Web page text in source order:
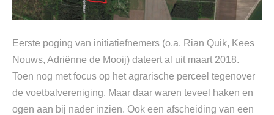
Eerste poging van initiatiefnemers (o.a. Rian Quik, Kees
Nouws, Adriënne de Mooij) dateert al uit maart 2018.
Toen nog met focus op het agrarische perceel tegenover
de voetbalvereniging. Maar daar waren teveel haken en
ogen aan bij nader inzien. Ook een afscheiding van een